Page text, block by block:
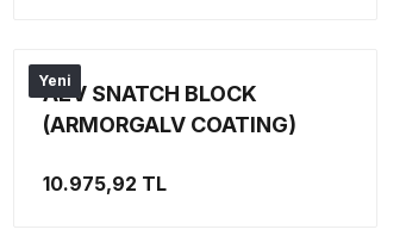
Yeni
AEV SNATCH BLOCK
(ARMORGALV COATING)
10.975,92 TL